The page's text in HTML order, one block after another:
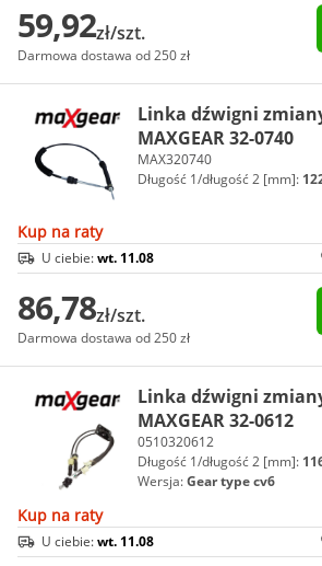
59,92zł/szt.
Darmowa dostawa od 250 zł
Linka dźwigni
MAXGEAR 32-0740
MAX320740
Długość 1/długość 2 [mm]:
Kup na raty
U ciebie:wt. 11.08
86,78zł/szt.
Darmowa dostawa od 250 zł
Linka dźwigni
MAXGEAR 32-0612
0510320612
Długość 1/długość 2 [mm]:
Wersja:Gear type cv6
Kup na raty
U ciebie:wt. 11.08